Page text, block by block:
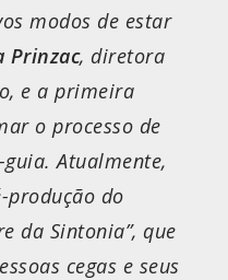
modos de estar
Prinzac, diretora
e a primeira
o processo de
Atualmente,
produção do
da Sintonia”, que
cegas e seus